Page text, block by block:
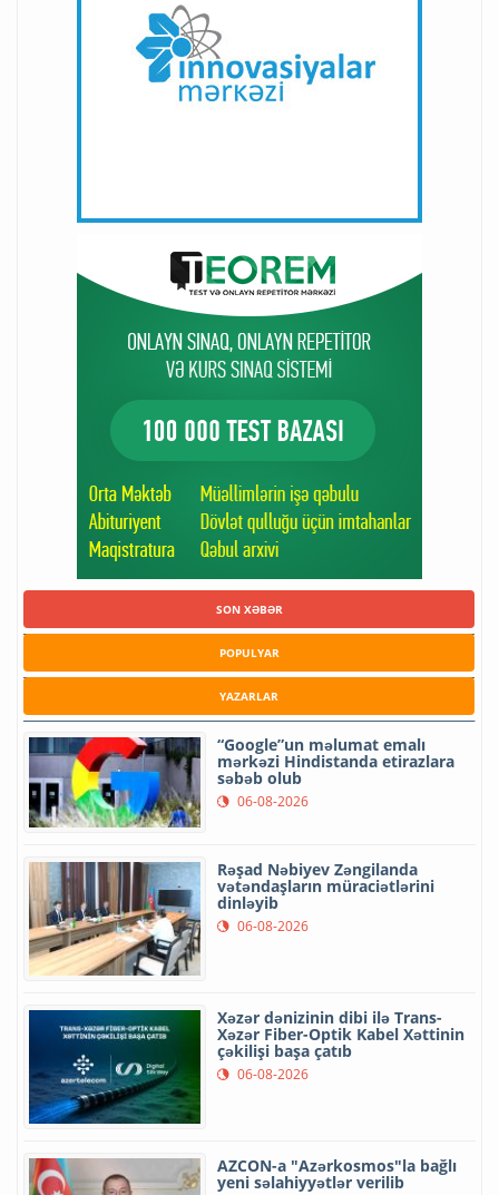
SON XƏBƏR
POPULYAR
YAZARLAR
“Google”un məlumat emalı
mərkəzi Hindistanda etirazlara
səbəb olub
06-08-2026
Rəşad Nəbiyev Zəngilanda
vətəndaşların müraciətlərini
dinləyib
06-08-2026
Xəzər dənizinin dibi ilə Trans-
Xəzər Fiber-Optik Kabel Xəttinin
çəkilişi başa çatıb
06-08-2026
AZCON-a "Azərkosmos"la bağlı
yeni səlahiyyətlər verilib